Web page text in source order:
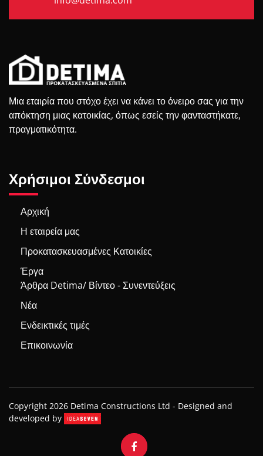
Μια εταιρία που στόχο έχει να κάνει το όνειρο σας για την
απόκτηση μιας κατοικίας, όπως εσείς την φανταστήκατε,
πραγματικότητα.
Χρήσιμοι Σύνδεσμοι
Αρχική
Η εταιρεία μας
Προκατασκευασμένες Κατοικίες
Έργα
Άρθρα Detima/ Βίντεο - Συνεντεύξεις
Νέα
Ενδεικτικές τιμές
Επικοινωνία
Copyright 2026 Detima Constructions Ltd - Designed and
developed by